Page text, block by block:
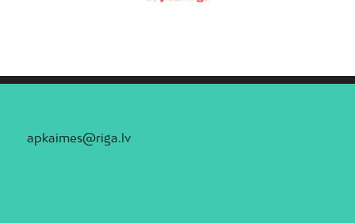
apkaimes@riga.lv